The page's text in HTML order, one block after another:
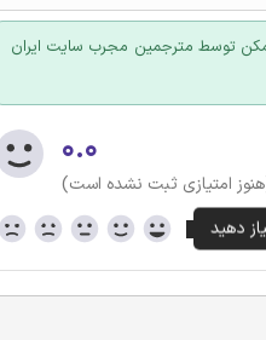
توسط مترجمین مجرب سایت ایران
۰.۰
امتیازی ثبت نشده است)